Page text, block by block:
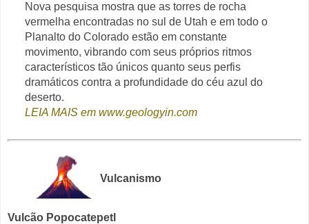
Nova pesquisa mostra que as torres de rocha
vermelha encontradas no sul de Utah e em todo o
Planalto do Colorado estão em constante
movimento, vibrando com seus próprios ritmos
característicos tão únicos quanto seus perfis
dramáticos contra a profundidade do céu azul do
deserto.
LEIA MAIS em www.geologyin.com
Vulcanismo
Vulcão Popocatepetl